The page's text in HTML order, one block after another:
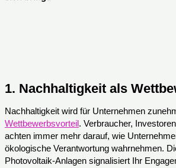
1. Nachhaltigkeit als
Nachhaltigkeit wird für Unternehmen
Wettbewerbsvorteil . Verbraucher,
achten immer mehr darauf, wie
ökologische Verantwortung wahrnehmen.
Photovoltaik-Anlagen signalisiert Ihr